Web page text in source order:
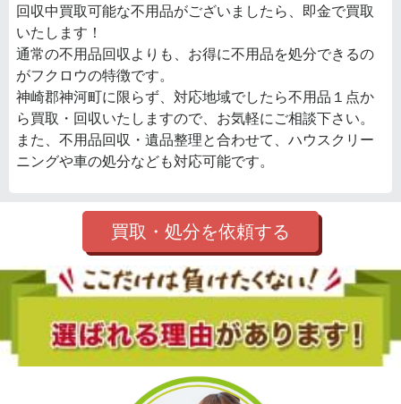
回収中買取可能な不用品がございましたら、即金で買取
いたします！
通常の不用品回収よりも、お得に不用品を処分できるの
がフクロウの特徴です。
神崎郡神河町に限らず、対応地域でしたら不用品１点か
ら買取・回収いたしますので、お気軽にご相談下さい。
また、不用品回収・遺品整理と合わせて、ハウスクリー
ニングや車の処分なども対応可能です。
買取・処分を依頼する